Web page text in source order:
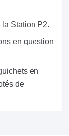
Station P2.
en question
en
de